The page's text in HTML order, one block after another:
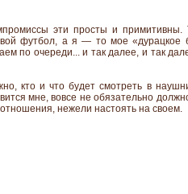
эти просты и
футбол, а я — то мое «дурацкое
по очереди... и так далее, и так
кто и что будет смотреть в
мне, вовсе не обязательно
нежели настоять на своем.